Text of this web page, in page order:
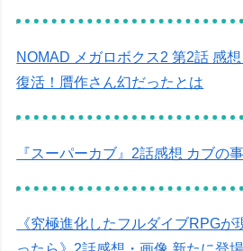
NOMAD メガロボクス2 第2話 感
復活！贋作さん幻だったとは
『スーパーカブ』2話感想 カブの
《究極進化したフルダイブRPG